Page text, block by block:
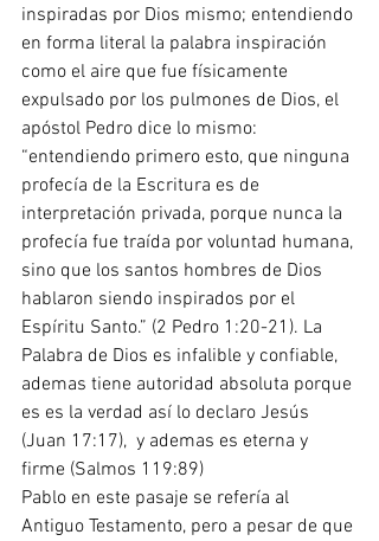
inspiradas por Dios mismo; entendiendo
en forma literal la palabra inspiración
como el aire que fue físicamente
expulsado por los pulmones de Dios, el
apóstol Pedro dice lo mismo:
“entendiendo primero esto, que ninguna
profecía de la Escritura es de
interpretación privada, porque nunca la
profecía fue traída por voluntad humana,
sino que los santos hombres de Dios
hablaron siendo inspirados por el
Espíritu Santo.” (2 Pedro 1:20-21). La
Palabra de Dios es infalible y confiable,
ademas tiene autoridad absoluta porque
es es la verdad así lo declaro Jesús
(Juan 17:17),  y ademas es eterna y
firme (Salmos 119:89)
Pablo en este pasaje se refería al
Antiguo Testamento, pero a pesar de que